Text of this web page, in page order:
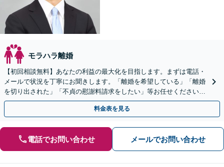
モラハラ離婚
【初回相談無料】あなたの利益の最大化を目指します。まずは電話・
メールで状況を丁寧にお聞きします。「離婚を希望している」「離婚
を切り出された」「不貞の慰謝料請求をしたい」等お任せください。
【リーズナブルな料金設定】
料金表を見る
電話でお問い合わせ メールでお問い合わせ